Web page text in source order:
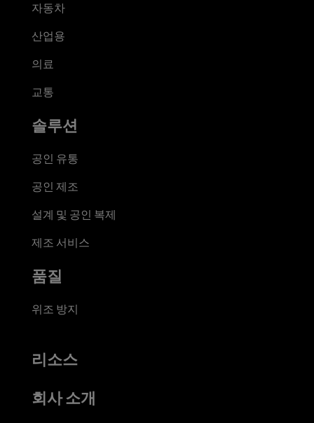
자동차
산업용
의료
교통
솔루션
공인 유통
공인 제조
설계 및 공인 복제
제조 서비스
품질
위조 방지
리소스
회사 소개